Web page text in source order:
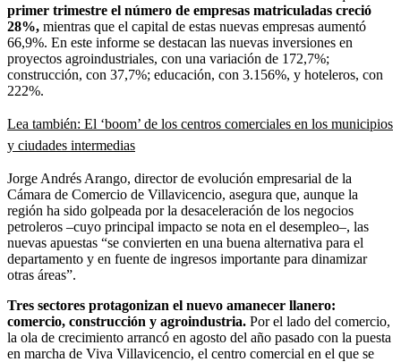
primer trimestre el número de empresas matriculadas creció
28%, mientras que el capital de estas nuevas empresas aumentó
66,9%. En este informe se destacan las nuevas inversiones en
proyectos agroindustriales, con una variación de 172,7%;
construcción, con 37,7%; educación, con 3.156%, y hoteleros, con
222%.
Lea también: El ‘boom’ de los centros comerciales en los municipios
y ciudades intermedias
Jorge Andrés Arango, director de evolución empresarial de la
Cámara de Comercio de Villavicencio, asegura que, aunque la
región ha sido golpeada por la desaceleración de los negocios
petroleros –cuyo principal impacto se nota en el desempleo–, las
nuevas apuestas “se convierten en una buena alternativa para el
departamento y en fuente de ingresos importante para dinamizar
otras áreas”.
Tres sectores protagonizan el nuevo amanecer llanero:
comercio, construcción y agroindustria. Por el lado del comercio,
la ola de crecimiento arrancó en agosto del año pasado con la puesta
en marcha de Viva Villavicencio, el centro comercial en el que se